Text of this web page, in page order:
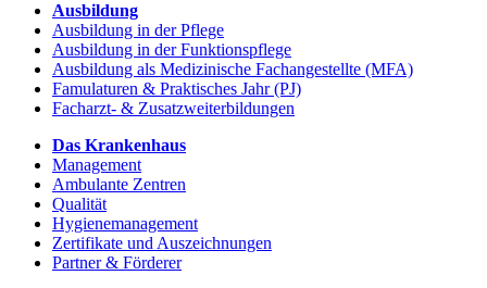
Ausbildung
Ausbildung in der Pflege
Ausbildung in der Funktionspflege
Ausbildung als Medizinische Fachangestellte (MFA)
Famulaturen & Praktisches Jahr (PJ)
Facharzt- & Zusatzweiterbildungen
Das Krankenhaus
Management
Ambulante Zentren
Qualität
Hygienemanagement
Zertifikate und Auszeichnungen
Partner & Förderer